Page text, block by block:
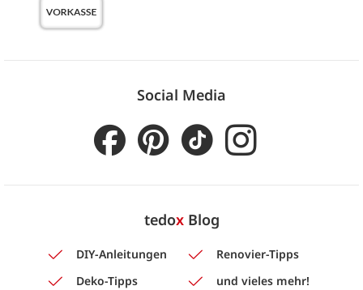
Social Media
tedoxBlog
DIY-Anleitungen
Renovier-Tipps
Deko-Tipps
und vieles mehr!